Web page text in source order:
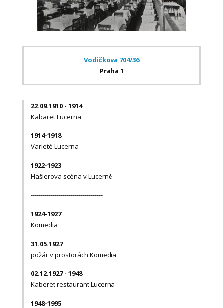
Vodičkova 704/36
Praha 1
22.09.1910 - 1914
Kabaret Lucerna
1914-1918
Varieté Lucerna
1922-1923
Hašlerova scéna v Lucerně
------------------------------------
1924-1927
Komedia
31.05.1927
požár v prostorách Komedia
02.12.1927 - 1948
Kaberet restaurant Lucerna
1948-1995